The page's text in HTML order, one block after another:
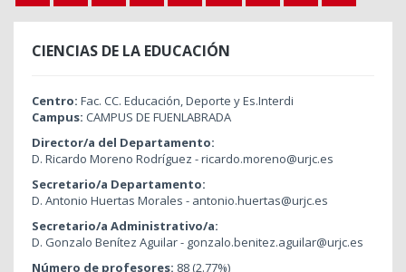
CIENCIAS DE LA EDUCACIÓN
Centro: Fac. CC. Educación, Deporte y Es.Interdi
Campus: CAMPUS DE FUENLABRADA
Director/a del Departamento:
D. Ricardo Moreno Rodríguez - ricardo.moreno@urjc.es
Secretario/a Departamento:
D. Antonio Huertas Morales - antonio.huertas@urjc.es
Secretario/a Administrativo/a:
D. Gonzalo Benítez Aguilar - gonzalo.benitez.aguilar@urjc.es
Número de profesores: 88 (2.77%)